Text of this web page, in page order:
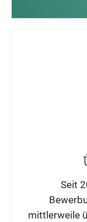
Seit
mittlerweile